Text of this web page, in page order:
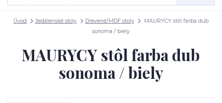
Úvod Jedálenské stoly Drevené/MDF stoly
MAURYCY stôl farba dub
sonoma / biely
MAURYCY stôl farba dub
sonoma / biely